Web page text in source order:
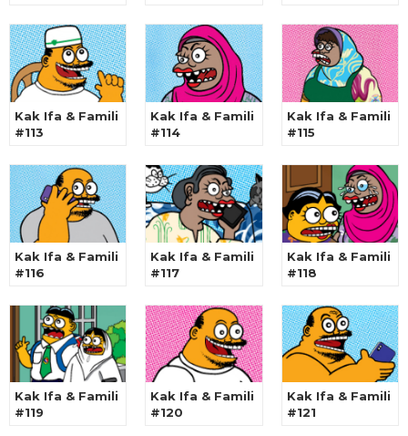
Kak Ifa & Famili
#113
Kak Ifa & Famili
#114
Kak Ifa & Famili
#115
Kak Ifa & Famili
#116
Kak Ifa & Famili
#117
Kak Ifa & Famili
#118
Kak Ifa & Famili
#119
Kak Ifa & Famili
#120
Kak Ifa & Famili
#121